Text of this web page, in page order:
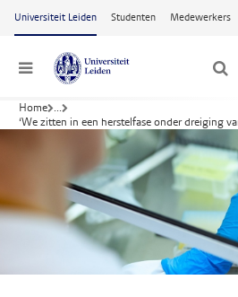
Ga naar hoofdinhoud
Universiteit Leiden Studenten Medewerkers
Menu
Home ...
‘We zitten in een herstelfase onder dreiging